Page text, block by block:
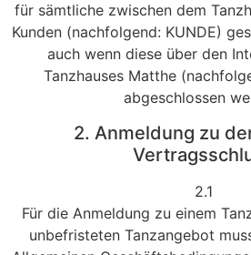
für sämtliche zwischen dem
Kunden (nachfolgend: KUNDE)
auch wenn diese über den
Tanzhauses Matthe
abgeschlossen
2. Anmeldung zu
2.1
Für die Anmeldung zu einem
unbefristeten Tanzangebot